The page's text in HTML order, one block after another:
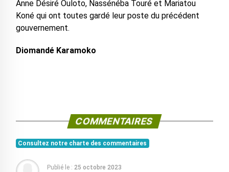
Anne Désiré Ouloto, Nassénéba Touré et Mariatou
Koné qui ont toutes gardé leur poste du précédent
gouvernement.
Diomandé Karamoko
COMMENTAIRES
Consultez notre charte des commentaires
Publié le : 25 octobre 2023